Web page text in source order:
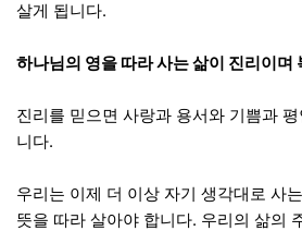
살게 됩니다.
하나님의 영을 따라 사는 삶이 진리이며
진리를 믿으면 사랑과 용서와 기쁨과
니다.
우리는 이제 더 이상 자기 생각대로 사
뜻을 따라 살아야 합니다. 우리의 삶의